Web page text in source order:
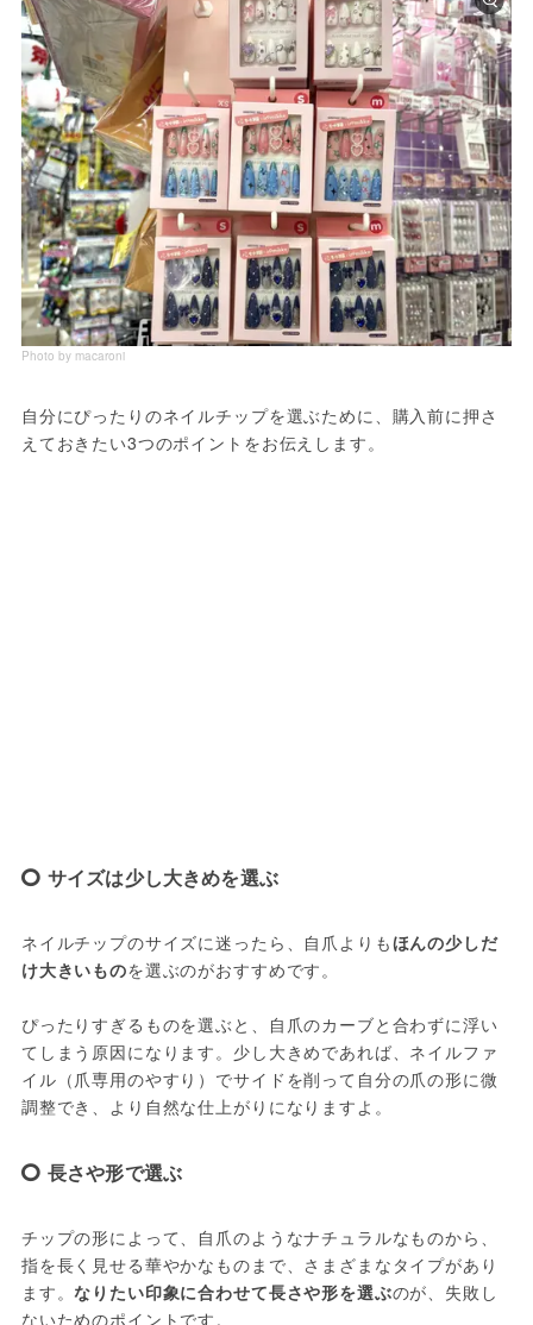
Photo by macaroni
自分にぴったりのネイルチップを選ぶために、購入前に押さ
えておきたい3つのポイントをお伝えします。
サイズは少し大きめを選ぶ
ネイルチップのサイズに迷ったら、自爪よりもほんの少しだ
け大きいものを選ぶのがおすすめです。
ぴったりすぎるものを選ぶと、自爪のカーブと合わずに浮い
てしまう原因になります。少し大きめであれば、ネイルファ
イル（爪専用のやすり）でサイドを削って自分の爪の形に微
調整でき、より自然な仕上がりになりますよ。
長さや形で選ぶ
チップの形によって、自爪のようなナチュラルなものから、
指を長く見せる華やかなものまで、さまざまなタイプがあり
ます。なりたい印象に合わせて長さや形を選ぶのが、失敗し
ないためのポイントです。